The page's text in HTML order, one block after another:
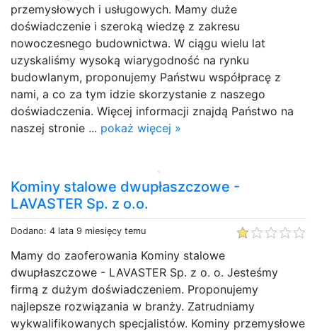
przemysłowych i usługowych. Mamy duże
doświadczenie i szeroką wiedzę z zakresu
nowoczesnego budownictwa. W ciągu wielu lat
uzyskaliśmy wysoką wiarygodność na rynku
budowlanym, proponujemy Państwu współpracę z
nami, a co za tym idzie skorzystanie z naszego
doświadczenia. Więcej informacji znajdą Państwo na
naszej stronie ... pokaż więcej »
Kominy stalowe dwupłaszczowe -
LAVASTER Sp. z o.o.
Dodano: 4 lata 9 miesięcy temu
Mamy do zaoferowania Kominy stalowe
dwupłaszczowe - LAVASTER Sp. z o. o. Jesteśmy
firmą z dużym doświadczeniem. Proponujemy
najlepsze rozwiązania w branży. Zatrudniamy
wykwalifikowanych specjalistów. Kominy przemysłowe